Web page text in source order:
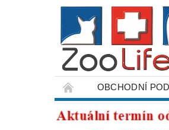
OBCHODNÍ
ODSTOUPENÍ OD